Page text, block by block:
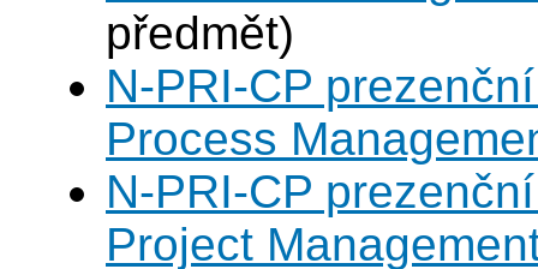
předmět)
N-PRI-CP
Process
N-PRI-CP
Project